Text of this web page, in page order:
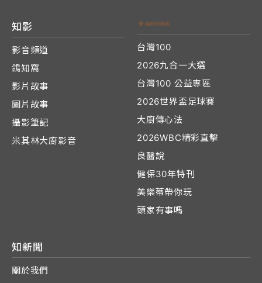
知影
影音頻道
鴿知窩
影片故事
圖片故事
攝影筆記
米其林大廚影音
台灣100
2026九合一大選
台灣100 公益專區
2026世界盃足球賽
大廚傳心法
2026WBC精彩直擊
良醫說
健保30年特刊
美樂蒂帶你玩
頭家有事嗎
知新聞
關於我們